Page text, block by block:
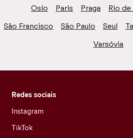
Oslo
Paris Praga Rio de
São Francisco
São Paulo Seul
Varsóvia
Redes sociais
Instagram
TikTok